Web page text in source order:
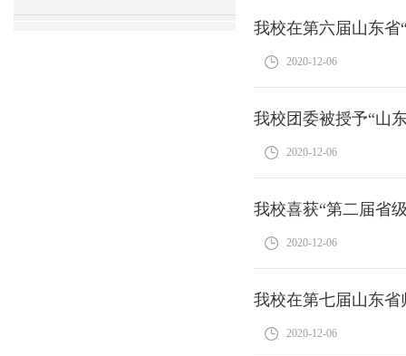
我校在第六届山东省
2020-12-06
我校团委被授予“山
2020-12-06
我校喜获“第二届省
2020-12-06
我校在第七届山东
2020-12-06